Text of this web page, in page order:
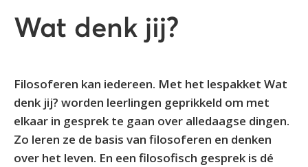
Wat denk jij?
Filosoferen kan iedereen. Met het lespakket Wat
denk jij? worden leerlingen geprikkeld om met
elkaar in gesprek te gaan over alledaagse dingen.
Zo leren ze de basis van filosoferen en denken
over het leven. En een filosofisch gesprek is dé